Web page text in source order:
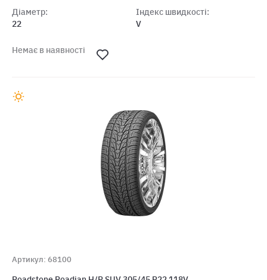
Діаметр:
22
Індекс швидкості:
V
Немає в наявності
Артикул: 68100